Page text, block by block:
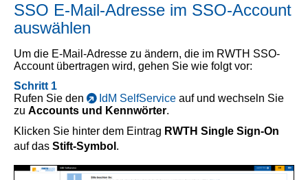
SSO E-Mail-Adresse im SSO-Account
auswählen
Um die E-Mail-Adresse zu ändern, die im RWTH SSO-
Account übertragen wird, gehen Sie wie folgt vor:
Schritt 1
Rufen Sie den
IdM SelfService auf und wechseln Sie
zu Accounts und Kennwörter.
Klicken Sie hinter dem Eintrag RWTH Single Sign-On
auf das Stift-Symbol .